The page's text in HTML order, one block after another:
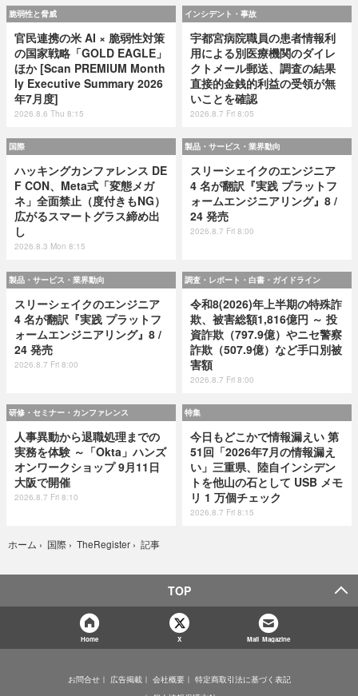
脆弱性と脅威
官民連携の米 AI × 脆弱性対策
の国家戦略「GOLD EAGLE」
ほか [Scan PREMIUM Month
ly Executive Summary 2026
年7月度]
2026.8.6 Thu 8:15
インシデント・事故
宇都宮病院職員の患者情報利
用による別医療機関のダイレ
クトメール郵送、調査の結果
直接的金銭的利益の受領が無
いことを確認
2026.8.7 Fri 8:05
国際
ハッキングカンファレンス DE
F CON、Meta式「変態メガ
ネ」全面禁止（度付きもNG）
広がるスマートグラス締め出
し
2026.8.3 Mon 8:15
製品・サービス・業界動向
スリーシェイクのエンジニア
4 名が翻訳『実践 プラットフ
ォームエンジニアリング』8 /
24 発売
2026.8.7 Fri 8:00
製品・サービス・業界動向
スリーシェイクのエンジニア
4 名が翻訳『実践 プラットフ
ォームエンジニアリング』8 /
24 発売
2026.8.7 Fri 8:00
調査・レポート・白書・ガイドライン
令和8(2026)年上半期の特殊詐
欺、被害総額1,816億円 ～ 投
資詐欺（797.9億）やニセ警察
詐欺（507.9億）など手口別被
害額
2026.8.7 Fri 8:00
研修・セミナー・カンファレンス
人事異動から退職処理までの
実務を体験 ～「Okta」ハンズ
オンワークショップ 9月11日
大阪で開催
2026.8.7 Fri 8:10
特集
今日もどこかで情報漏えい 第
51回「2026年7月の情報漏え
い」三重県、陸自インシデン
トを他山の石として USB メモ
リ 1 万個チェック
2026.8.7 Fri 8:15
ホーム › 国際 › TheRegister › 記事
TOP
Home X Mail Magazine
お問合せ 広告掲載 会社概要
特定商取引法に基づく表記